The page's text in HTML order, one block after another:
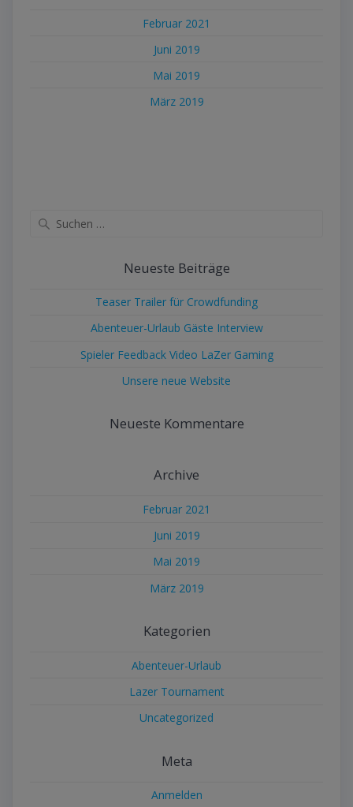
Februar 2021
Juni 2019
Mai 2019
März 2019
Neueste Beiträge
Teaser Trailer für Crowdfunding
Abenteuer-Urlaub Gäste Interview
Spieler Feedback Video LaZer Gaming
Unsere neue Website
Neueste Kommentare
Archive
Februar 2021
Juni 2019
Mai 2019
März 2019
Kategorien
Abenteuer-Urlaub
Lazer Tournament
Uncategorized
Meta
Anmelden